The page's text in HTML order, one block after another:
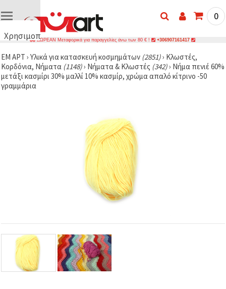
Χρησιμοποιούμε
🍪
Χρησιμοποιούμε
cookies και
παρόμοιες
την
και να
προβάλλουμε
πιο σχετικό
περιεχόμενο
και
0
ΔΩΡΕΑΝ Μεταφορικά για παραγγελίες άνω των 80 € ! +306907161417
ΕΜ ΑΡΤ › Υλικά για κατασκευή κοσμημάτων (2851)› Κλωστές,
Κορδόνια, Νήματα (1148)› Νήματα & Κλωστές (342)› Νήμα πενιέ 60%
μετάξι κασμίρι 30% μαλλί 10% κασμίρ, χρώμα απαλό κίτρινο -50
γραμμάρια